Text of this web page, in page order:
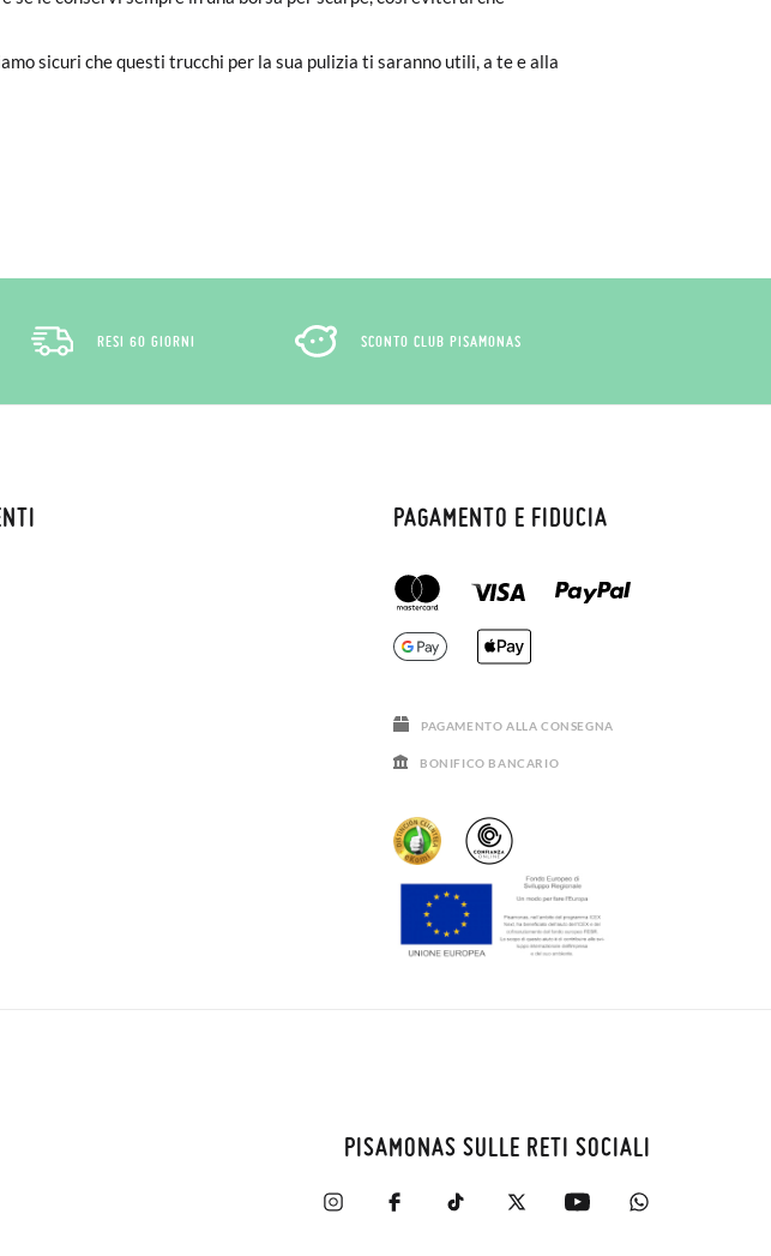
sicuri che questi trucchi per la sua pulizia ti saranno utili, a te e alla
RESI 60 GIORNI SCONTO CLUB PISAMONAS
PAGAMENTO E FIDUCIA
PAGAMENTO ALLA CONSEGNA
BONIFICO BANCARIO
PISAMONAS SULLE RETI SOCIALI